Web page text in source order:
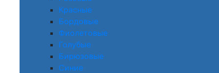
Красные
Бордовые
Фиолетовые
Голубые
Бирюзовые
Синие